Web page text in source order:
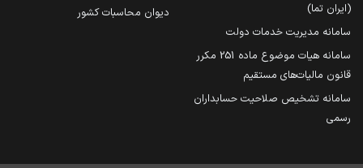
(ایران تما)
سامانه مدیریت خدمات دولت
سامانه هیات موضوع ماده 251 مکرر
قانون مالیات‌های مستقیم
سامانه تشخیص صلاحیت حسابداران
رسمی
دیوان محاسبات کشور